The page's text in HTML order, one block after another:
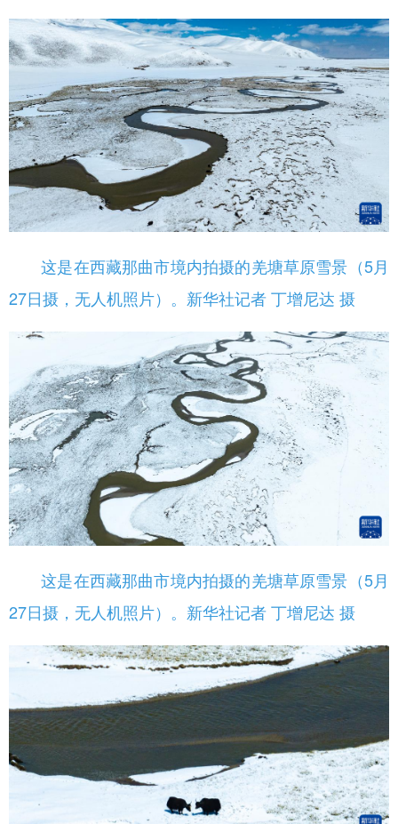
这是在西藏那曲市境内拍摄的羌塘草原雪景（5月
27日摄，无人机照片）。新华社记者 丁增尼达 摄
这是在西藏那曲市境内拍摄的羌塘草原雪景（5月
27日摄，无人机照片）。新华社记者 丁增尼达 摄